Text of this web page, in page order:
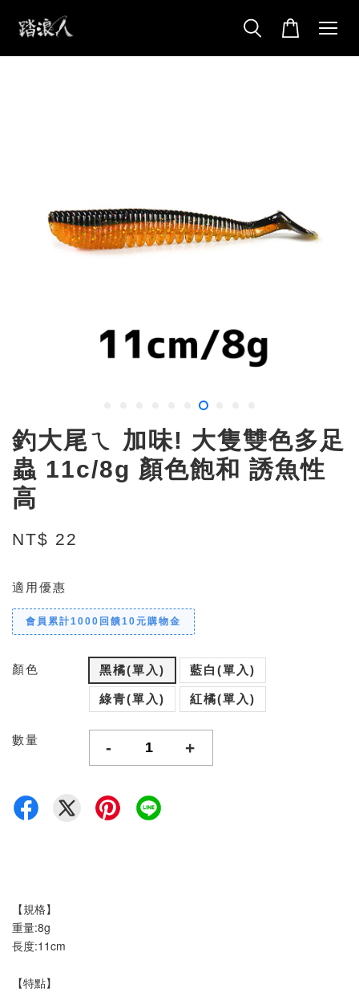
釣大尾ㄟ 加味! 大隻雙色多足
蟲 11c/8g 顏色飽和 誘魚性
高
NT$ 22
適用優惠
會員累計1000回饋10元購物金
顏色 黑橘(單入) 藍白(單入)
綠青(單入) 紅橘(單入)
數量 - +
【規格】
重量:8g
長度:11cm
【特點】